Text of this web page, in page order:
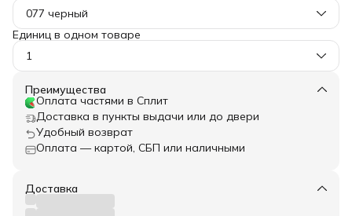
077 черный
Единиц в одном товаре
1
Преимущества
Оплата частями в Сплит
Доставка в пункты выдачи или до двери
Удобный возврат
Оплата — картой, СБП или наличными
Доставка